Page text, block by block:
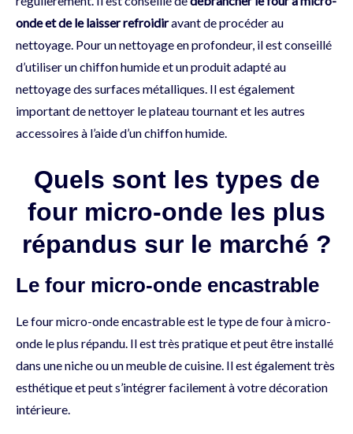
onde et de le laisser refroidiravant de procéder au
nettoyage. Pour un nettoyage en profondeur, il est conseillé
d’utiliser un chiffon humide et un produit adapté au
nettoyage des surfaces métalliques. Il est également
important de nettoyer le plateau tournant et les autres
accessoires à l’aide d’un chiffon humide.
Quels sont les types de
four micro-onde les plus
répandus sur le marché ?
Le four micro-onde encastrable
Le four micro-onde encastrable est le type de four à micro-
onde le plus répandu. Il est très pratique et peut être installé
dans une niche ou un meuble de cuisine. Il est également très
esthétique et peut s’intégrer facilement à votre décoration
intérieure.